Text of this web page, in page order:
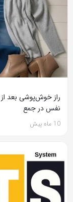
نفس در جمع
10 ماه پیش